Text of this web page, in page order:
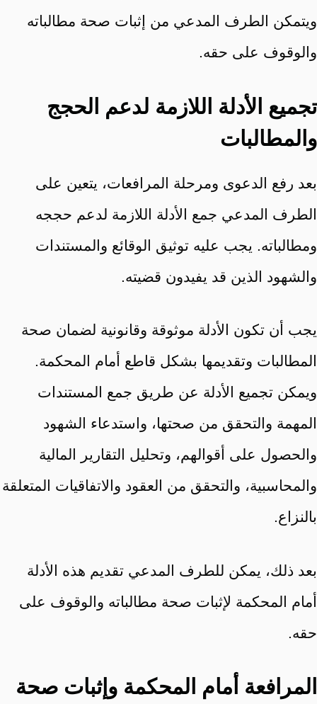
ويتمكن الطرف المدعي من إثبات صحة مطالباته
والوقوف على حقه.
تجميع الأدلة اللازمة لدعم الحجج
والمطالبات
بعد رفع الدعوى ومرحلة المرافعات، يتعين على
الطرف المدعي جمع الأدلة اللازمة لدعم حججه
ومطالباته. يجب عليه توثيق الوقائع والمستندات
والشهود الذين قد يفيدون قضيته.
يجب أن تكون الأدلة موثوقة وقانونية لضمان صحة
المطالبات وتقديمها بشكل قاطع أمام المحكمة.
ويمكن تجميع الأدلة عن طريق جمع المستندات
المهمة والتحقق من صحتها، واستدعاء الشهود
والحصول على أقوالهم، وتحليل التقارير المالية
والمحاسبية، والتحقق من العقود والاتفاقيات المتعلقة
بالنزاع.
بعد ذلك، يمكن للطرف المدعي تقديم هذه الأدلة
أمام المحكمة لإثبات صحة مطالباته والوقوف على
حقه.
المرافعة أمام المحكمة وإثبات صحة